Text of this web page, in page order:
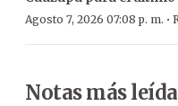
Agosto 7, 2026 07:08 p. m. ·
Notas más